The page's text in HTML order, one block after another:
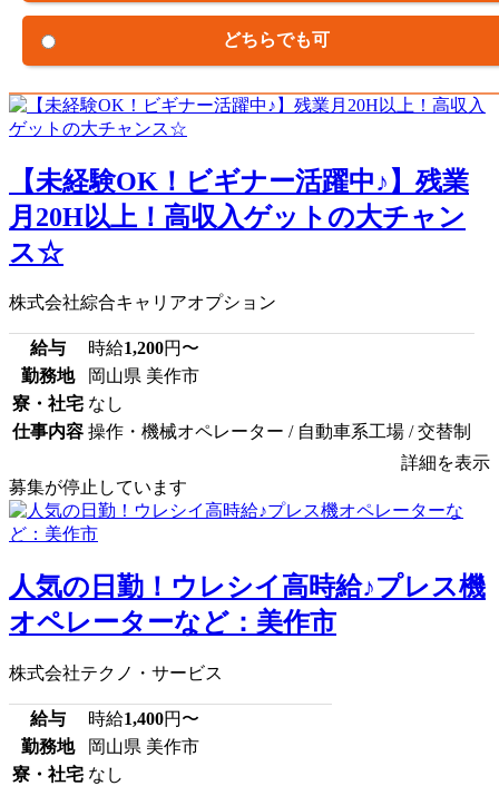
どちらでも可
【未経験OK！ビギナー活躍中♪】残業
月20H以上！高収入ゲットの大チャン
ス☆
株式会社綜合キャリアオプション
給与 時給1,200円〜
勤務地
岡山県 美作市
寮・社宅 なし
仕事内容 操作・機械オペレーター / 自動車系工場 / 交替制
詳細を表示
募集が停止しています
人気の日勤！ウレシイ高時給♪プレス機
オペレーターなど：美作市
株式会社テクノ・サービス
給与 時給1,400円〜
勤務地
岡山県 美作市
寮・社宅 なし